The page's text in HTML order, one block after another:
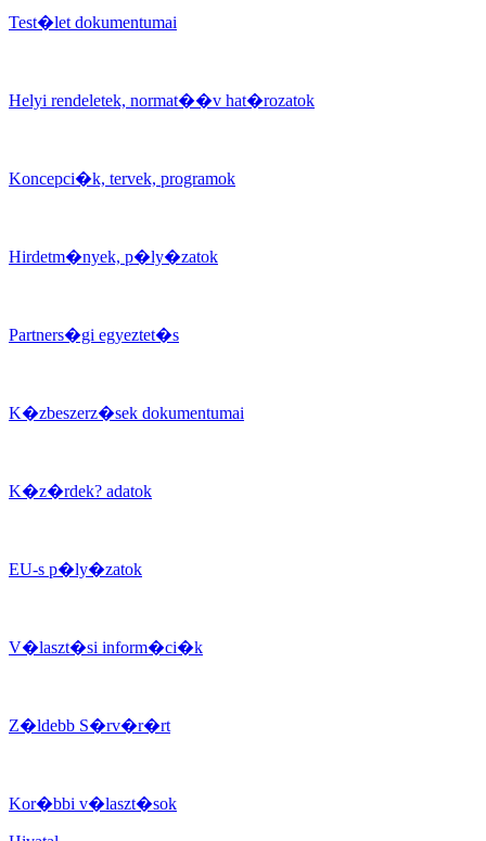
Test�let dokumentumai
Helyi rendeletek, normat��v hat�rozatok
Koncepci�k, tervek, programok
Hirdetm�nyek, p�ly�zatok
Partners�gi egyeztet�s
K�zbeszerz�sek dokumentumai
K�z�rdek? adatok
EU-s p�ly�zatok
V�laszt�si inform�ci�k
Z�ldebb S�rv�r�rt
Kor�bbi v�laszt�sok